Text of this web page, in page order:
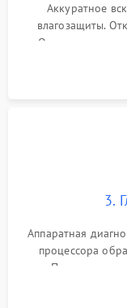
Аккуратное
влагозащиты.
Очистка
обработка
3.
Аппаратная
процессора
Проверка
интерфейсов